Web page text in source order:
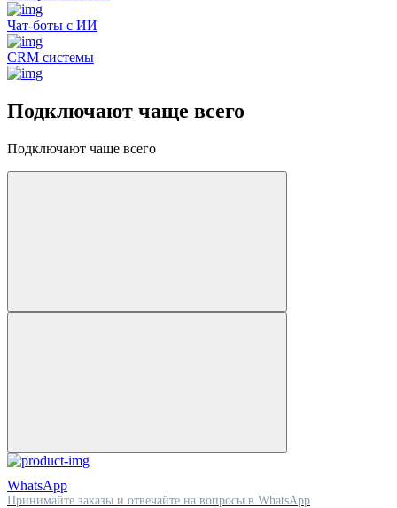
Чат-боты с ИИ
CRM системы
Подключают чаще всего
Подключают чаще всего
WhatsApp
Принимайте заказы и отвечайте на вопросы в WhatsApp